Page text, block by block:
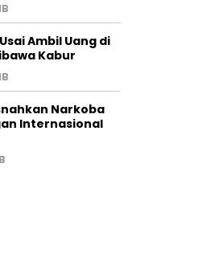
Ambil Uang di
Kabur
Narkoba
Internasional